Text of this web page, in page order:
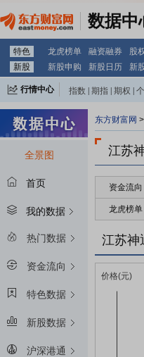
数据中
特色 龙虎榜单 融资融券 股
新股
新股申购 新股日历 新
行情中心 指数 期指 期权
全景图
首页
我的数据
热门数据
资金流向
特色数据
新股数据
沪深港通
东方财富网 >
江苏
资金流向
龙虎榜单
江苏神